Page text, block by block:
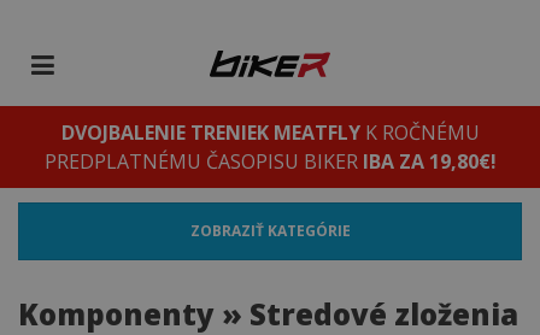
DVOJBALENIE TRENIEK MEATFLYK ROČNÉMU
PREDPLATNÉMU ČASOPISU BIKER IBA ZA 19,80€!
ZOBRAZIŤ KATEGÓRIE
Komponenty » Stredové zloženia